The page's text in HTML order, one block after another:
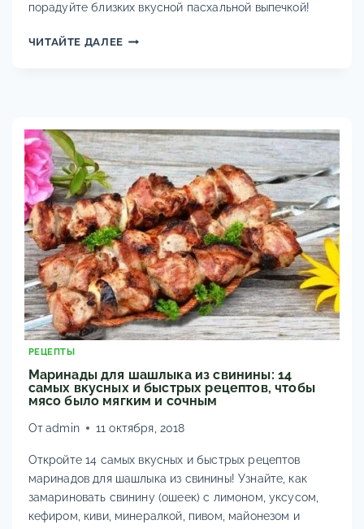
порадуйте близких вкусной пасхальной выпечкой!
ЧИТАЙТЕ ДАЛЕЕПАСХАЛЬНЫЙ
И
БЫСТРЫХ
КУЛИЧЕЙ
БЕЗ
ДРОЖЖЕЙ
РЕЦЕПТЫ
Маринады для шашлыка из свинины: 14
самых вкусных и быстрых рецептов, чтобы
мясо было мягким и сочным
Отadmin 11 октября, 2018
Откройте 14 самых вкусных и быстрых рецептов
маринадов для шашлыка из свинины! Узнайте, как
замариновать свинину (ошеек) с лимоном, уксусом,
кефиром, киви, минералкой, пивом, майонезом и